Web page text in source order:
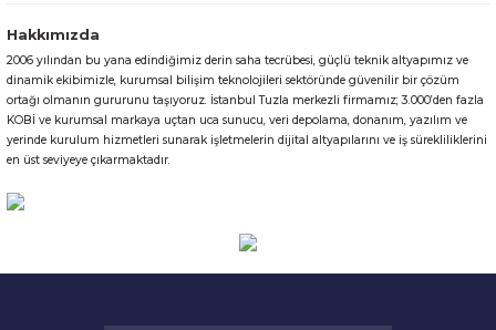
Hakkımızda
2006 yılından bu yana edindiğimiz derin saha tecrübesi, güçlü teknik altyapımız ve
dinamik ekibimizle, kurumsal bilişim teknolojileri sektöründe güvenilir bir çözüm
ortağı olmanın gururunu taşıyoruz. İstanbul Tuzla merkezli firmamız; 3.000’den fazla
KOBİ ve kurumsal markaya uçtan uca sunucu, veri depolama, donanım, yazılım ve
yerinde kurulum hizmetleri sunarak işletmelerin dijital altyapılarını ve iş sürekliliklerini
en üst seviyeye çıkarmaktadır.